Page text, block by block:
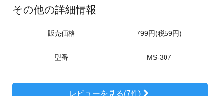
その他の詳細情報
販売価格 799円(税59円)
型番 MS-307
レビューを見る(7件)